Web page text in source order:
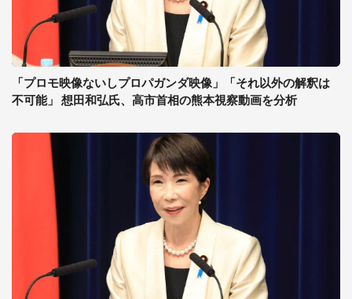
「プロモ映像ないしプロパガンダ映像」「それ以外の解釈は
不可能」 想田和弘氏、高市首相の熊本視察動画を分析